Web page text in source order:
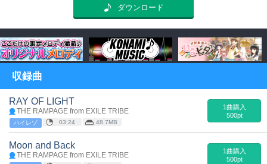
ダウンロード
収録曲
RAY OF LIGHT
THE RAMPAGE from EXILE TRIBE
ハイレゾ 03:24 48.7MB
1曲購入
500pt
Moon and Back
THE RAMPAGE from EXILE TRIBE
1曲購入
500pt